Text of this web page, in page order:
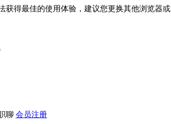
获得最佳的使用体验，建议您更换其他浏览器或
聊 会员注册